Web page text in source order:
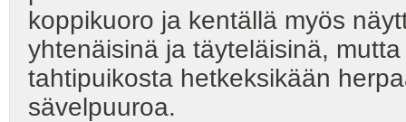
koppikuoro ja kentällä myös
yhtenäisinä ja täyteläisinä,
tahtipuikosta hetkeksikään
sävelpuuroa.